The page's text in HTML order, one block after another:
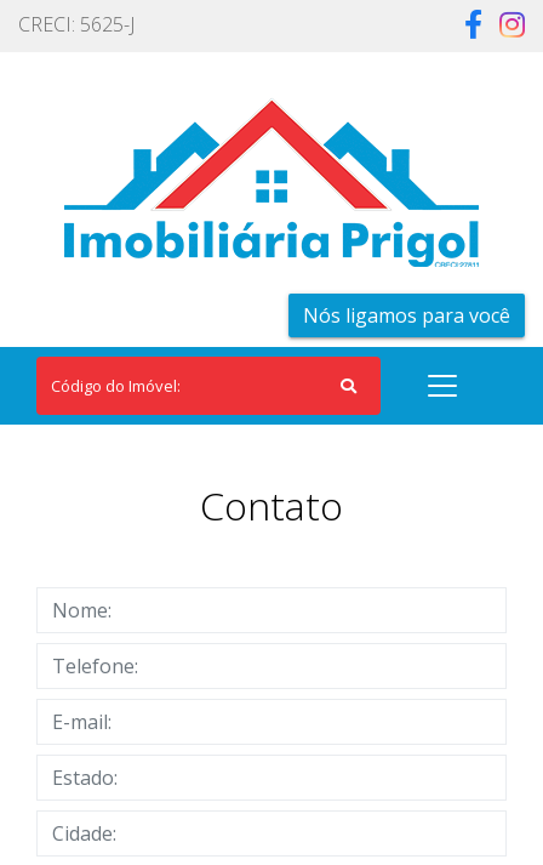
CRECI: 5625-J
Nós ligamos para você
Contato